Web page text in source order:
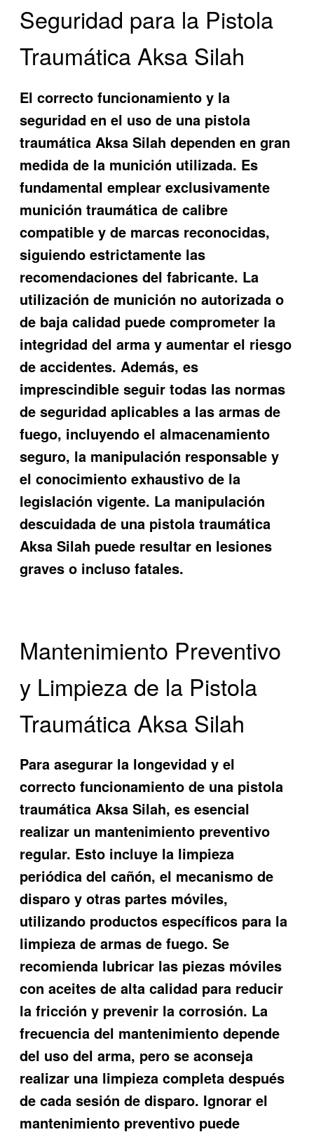
Seguridad para la Pistola
Traumática Aksa Silah
El correcto funcionamiento y la
seguridad en el uso de una pistola
traumática Aksa Silah dependen en gran
medida de la munición utilizada. Es
fundamental emplear exclusivamente
munición traumática de calibre
compatible y de marcas reconocidas,
siguiendo estrictamente las
recomendaciones del fabricante. La
utilización de munición no autorizada o
de baja calidad puede comprometer la
integridad del arma y aumentar el riesgo
de accidentes. Además, es
imprescindible seguir todas las normas
de seguridad aplicables a las armas de
fuego, incluyendo el almacenamiento
seguro, la manipulación responsable y
el conocimiento exhaustivo de la
legislación vigente. La manipulación
descuidada de una pistola traumática
Aksa Silah puede resultar en lesiones
graves o incluso fatales.
Mantenimiento Preventivo
y Limpieza de la Pistola
Traumática Aksa Silah
Para asegurar la longevidad y el
correcto funcionamiento de una pistola
traumática Aksa Silah, es esencial
realizar un mantenimiento preventivo
regular. Esto incluye la limpieza
periódica del cañón, el mecanismo de
disparo y otras partes móviles,
utilizando productos específicos para la
limpieza de armas de fuego. Se
recomienda lubricar las piezas móviles
con aceites de alta calidad para reducir
la fricción y prevenir la corrosión. La
frecuencia del mantenimiento depende
del uso del arma, pero se aconseja
realizar una limpieza completa después
de cada sesión de disparo. Ignorar el
mantenimiento preventivo puede